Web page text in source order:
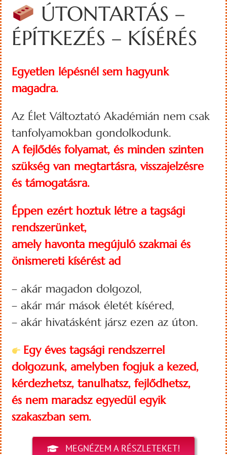
ÚTONTARTÁS –
ÉPÍTKEZÉS – KÍSÉRÉS
Egyetlen lépésnél sem hagyunk
magadra.
Az Élet Változtató Akadémián nem csak
tanfolyamokban gondolkodunk.
A fejlődés folyamat, és minden szinten
szükség van megtartásra, visszajelzésre
és támogatásra.
Éppen ezért hoztuk létre a tagsági
rendszerünket,
amely havonta megújuló szakmai és
önismereti kísérést ad
– akár magadon dolgozol,
– akár már mások életét kíséred,
– akár hivatásként jársz ezen az úton.
Egy éves tagsági rendszerrel
dolgozunk, amelyben fogjuk a kezed,
kérdezhetsz, tanulhatsz, fejlődhetsz,
és nem maradsz egyedül egyik
szakaszban sem.
MEGNÉZEM A RÉSZLETEKET!